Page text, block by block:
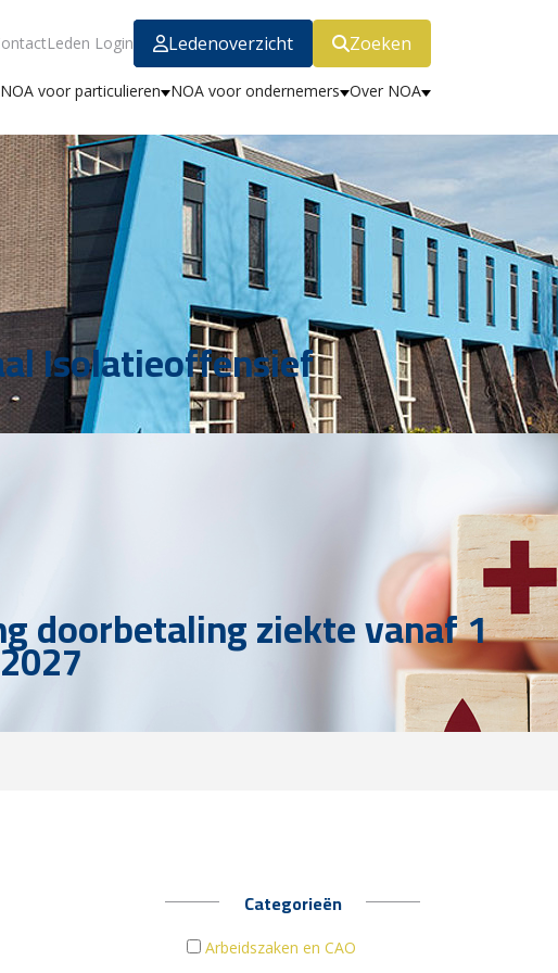
Leden Login Ledenoverzicht Zoeken
NOA voor particulieren NOA voor ondernemers Over NOA
Isolatieoffensief
doorbetaling ziekte vanaf 1
Categorieën
Arbeidszaken en CAO